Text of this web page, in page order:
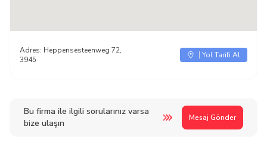
Bu firma ile ilgili sorularınız varsa
bize ulaşın
Mesaj Gönder
Adres: Heppensesteenweg 72,
3945
Yol Tarifi Al